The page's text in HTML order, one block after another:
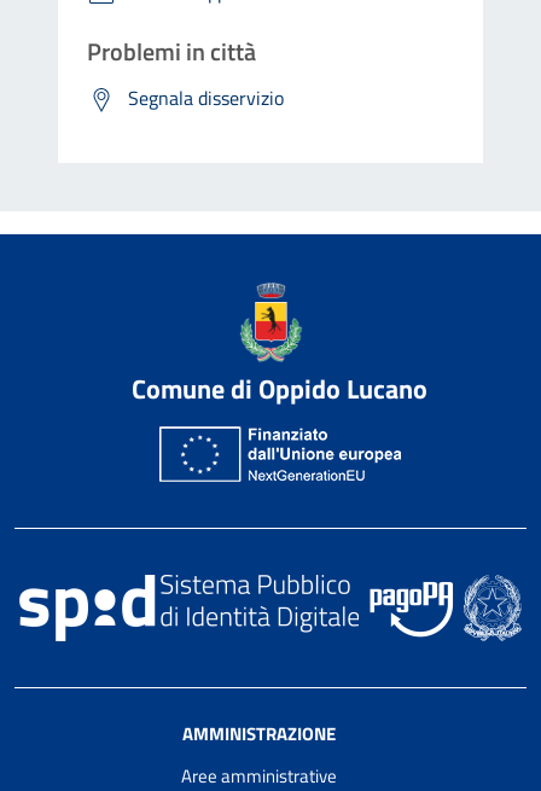
Problemi in città
Segnala disservizio
Comune di Oppido Lucano
AMMINISTRAZIONE
Aree amministrative